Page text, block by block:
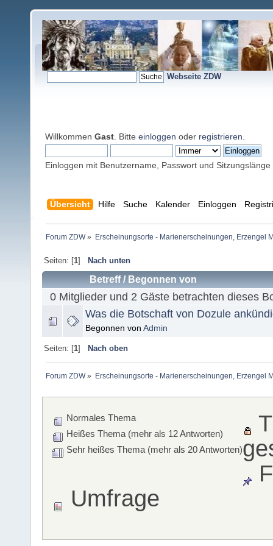
Webseite ZDW
Willkommen Gast . Bitte einloggen oder registrieren
Einloggen mit Benutzername, Passwort und Sitzungslänge
Übersicht Hilfe Suche Kalender Einloggen
Forum ZDW» Erscheinungsorte - Marienerscheinungen, Erzengel
Seiten: [1] Nach unten
Betreff/ Begonnen von
0 Mitglieder und 2 Gäste betrachten dieses
Was die Botschaft von Dozule
Begonnen von Admin
Seiten: [1] Nach oben
Forum ZDW» Erscheinungsorte - Marienerscheinungen, Erzengel
Normales Thema
Heißes Thema (mehr als 12 Antworten)
Sehr heißes Thema (mehr als 20 Antworten)
Umfrage